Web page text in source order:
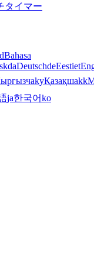
タイマー
Bahasa
daDeutschdeEestiet
kyҚазақшаkk
ja한국어ko